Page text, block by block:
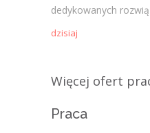
dedykowanych
dzisiaj
Więcej ofert
Praca